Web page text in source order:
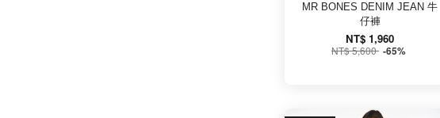
MR BONES DENIM JEAN 牛
仔褲
NT$ 1,960
NT$ 5,600 -65%